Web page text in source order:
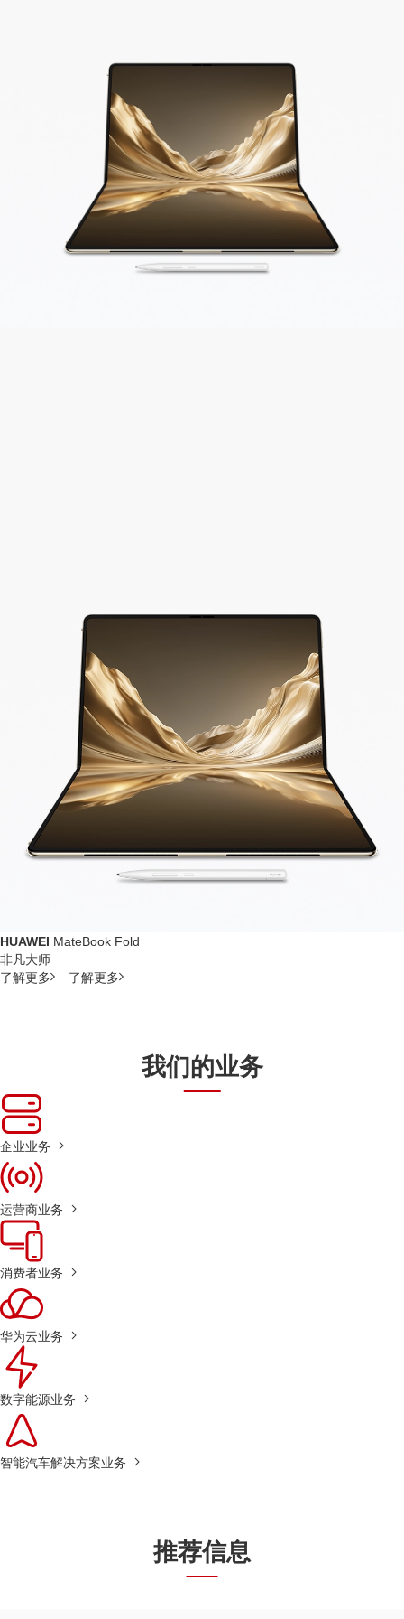
HUAWEI MateBook Fold
非凡大师
了解更多
了解更多
我们的业务
企业业务
运营商业务
消费者业务
华为云业务
数字能源业务
智能汽车解决方案业务
推荐信息